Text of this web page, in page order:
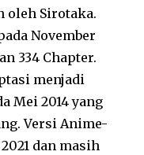
oleh Sirotaka.
November
334 Chapter.
menjadi
Mei 2014 yang
Versi Anime-
dan masih